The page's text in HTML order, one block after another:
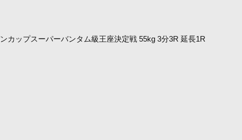
ップスーパーバンタム級王座決定戦 55kg 3分3R 延長1R